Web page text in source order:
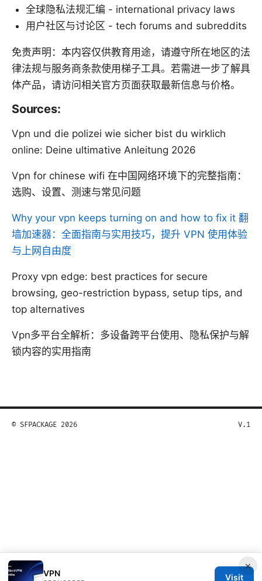
全球隐私法规汇编 - international privacy laws
用户社区与讨论区 - tech forums and subreddits
免责声明：本内容仅供教育用途，请遵守所在地区的法
律法规与服务商条款使用梯子工具。若需进一步了解具
体产品，请访问相关官方页面获取最新信息与价格。
Sources:
Vpn und die polizei wie sicher bist du wirklich
online: Deine ultimative Anleitung 2026
Vpn for chinese wifi 在中国网络环境下的完整指南：
选购、设置、测速与常见问题
Why your vpn keeps turning on and how to fix it 翻
墙加速器：全面指南与实用技巧，提升 VPN 使用体验
与上网自由度
Proxy vpn edge: best practices for secure
browsing, geo-restriction bypass, setup tips, and
top alternatives
Vpn多平台全解析：多设备跨平台使用、隐私保护与解
锁内容的实用指南
×
VPN Visit
© SFPACKAGE 2026 V.1